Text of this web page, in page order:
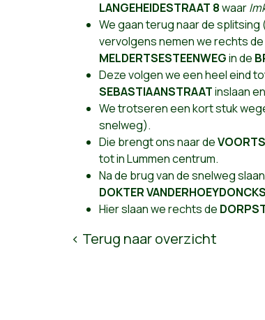
LANGEHEIDESTRAAT 8waar
We gaan terug naar de
vervolgens nemen we rechts de
MELDERTSESTEENWEGin de
Deze volgen we een heel eind
SEBASTIAANSTRAATinslaan
We trotseren een kort stuk
snelweg).
Die brengt ons naar de
tot in Lummen centrum.
Na de brug van de snelweg
DOKTER
Hier slaan we rechts de
< Terug naar overzicht